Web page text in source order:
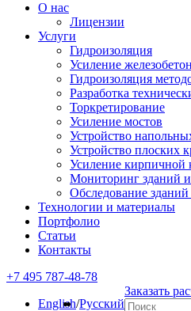
О нас
Лицензии
Услуги
Гидроизоляция
Усиление
Гидроизоляция
Разработка
Торкретирование
Усиление мостов
Устройство
Устройство плоских
Усиление кирпичной
Мониторинг зданий
Обследование
Технологии и материалы
Портфолио
Статьи
Контакты
+7 495 787-48-78
English/Русский
Заказать